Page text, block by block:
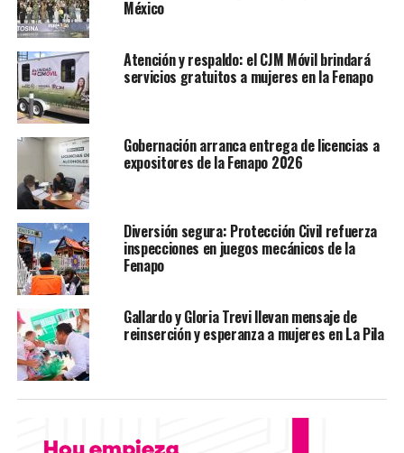
TEMAS RELACIONADOS FEATURED
YA VIENE
Conductor circuló en sentido contrario, chocó contra un
motociclista y huyó
NO TE PIERDAS
Recuperan en San Vicente camión robado en Veracruz
México
Atención y respaldo: el CJM Móvil brindará
servicios gratuitos a mujeres en la Fenapo
Gobernación arranca entrega de licencias a
expositores de la Fenapo 2026
Diversión segura: Protección Civil refuerza
inspecciones en juegos mecánicos de la
Fenapo
Gallardo y Gloria Trevi llevan mensaje de
reinserción y esperanza a mujeres en La Pila